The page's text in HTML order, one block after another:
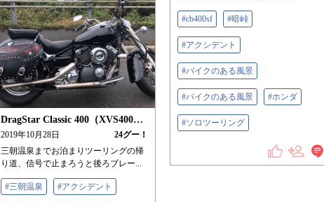
#cb400sf #暗峠
#アクシデント
#バイクのある風景
#バイクのある風景 #ホンダ
#ソロツーリング
DragStar Classic 400（XVS400C)｜ドラッグスタークラシック400（DSC4）
2019年10月28日 24グー！
三朝温泉までお泊まりツーリングの帰
り道、信号で止まろうと後ろブレー...
#三朝温泉 #アクシデント